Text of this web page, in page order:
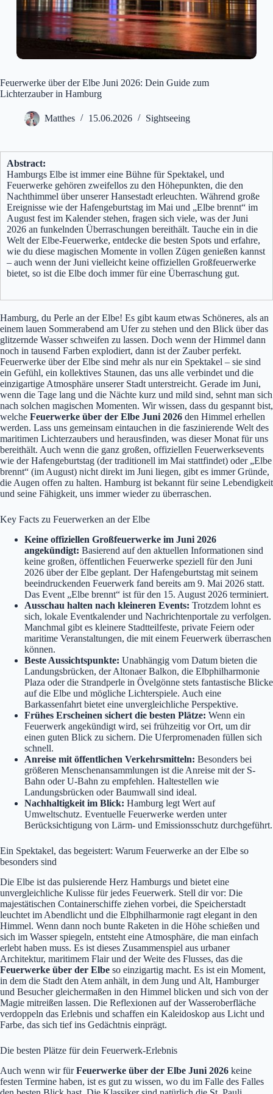
Feuerwerke über der Elbe Juni 2026: Dein Guide zum
Lichterzauber in Hamburg
Matthes 15.06.2026 Sightseeing
Abstract:
Hamburgs Elbe ist immer eine Bühne für Spektakel, und
Feuerwerke gehören zweifellos zu den Höhepunkten, die den
Nachthimmel über unserer Hansestadt erleuchten. Während große
Ereignisse wie der Hafengeburtstag im Mai und „Elbe brennt“ im
August fest im Kalender stehen, fragen sich viele, was der Juni
2026 an funkelnden Überraschungen bereithält. Tauche ein in die
Welt der Elbe-Feuerwerke, entdecke die besten Spots und erfahre,
wie du diese magischen Momente in vollen Zügen genießen kannst
– auch wenn der Juni vielleicht keine offiziellen Großfeuerwerke
bietet, so ist die Elbe doch immer für eine Überraschung gut.
Hamburg, du Perle an der Elbe! Es gibt kaum etwas Schöneres, als an
einem lauen Sommerabend am Ufer zu stehen und den Blick über das
glitzernde Wasser schweifen zu lassen. Doch wenn der Himmel dann
noch in tausend Farben explodiert, dann ist der Zauber perfekt.
Feuerwerke über der Elbe sind mehr als nur ein Spektakel – sie sind
ein Gefühl, ein kollektives Staunen, das uns alle verbindet und die
einzigartige Atmosphäre unserer Stadt unterstreicht. Gerade im Juni,
wenn die Tage lang und die Nächte kurz und mild sind, sehnt man sich
nach solchen magischen Momenten. Wir wissen, dass du gespannt bist,
welche Feuerwerke über der Elbe Juni 2026 den Himmel erhellen
werden. Lass uns gemeinsam eintauchen in die faszinierende Welt des
maritimen Lichterzaubers und herausfinden, was dieser Monat für uns
bereithält. Auch wenn die ganz großen, offiziellen Feuerwerksevents
wie der Hafengeburtstag (der traditionell im Mai stattfindet) oder „Elbe
brennt“ (im August) nicht direkt im Juni liegen, gibt es immer Gründe,
die Augen offen zu halten. Hamburg ist bekannt für seine Lebendigkeit
und seine Fähigkeit, uns immer wieder zu überraschen.
Key Facts zu Feuerwerken an der Elbe
Keine offiziellen Großfeuerwerke im Juni 2026
angekündigt: Basierend auf den aktuellen Informationen sind
keine großen, öffentlichen Feuerwerke speziell für den Juni
2026 über der Elbe geplant. Der Hafengeburtstag mit seinem
beeindruckenden Feuerwerk fand bereits am 9. Mai 2026 statt.
Das Event „Elbe brennt“ ist für den 15. August 2026 terminiert.
Ausschau halten nach kleineren Events: Trotzdem lohnt es
sich, lokale Eventkalender und Nachrichtenportale zu verfolgen.
Manchmal gibt es kleinere Stadtteilfeste, private Feiern oder
maritime Veranstaltungen, die mit einem Feuerwerk überraschen
können.
Beste Aussichtspunkte: Unabhängig vom Datum bieten die
Landungsbrücken, der Altonaer Balkon, die Elbphilharmonie
Plaza oder die Strandperle in Övelgönne stets fantastische Blicke
auf die Elbe und mögliche Lichterspiele. Auch eine
Barkassenfahrt bietet eine unvergleichliche Perspektive.
Frühes Erscheinen sichert die besten Plätze: Wenn ein
Feuerwerk angekündigt wird, sei frühzeitig vor Ort, um dir
einen guten Blick zu sichern. Die Uferpromenaden füllen sich
schnell.
Anreise mit öffentlichen Verkehrsmitteln: Besonders bei
größeren Menschenansammlungen ist die Anreise mit der S-
Bahn oder U-Bahn zu empfehlen. Haltestellen wie
Landungsbrücken oder Baumwall sind ideal.
Nachhaltigkeit im Blick: Hamburg legt Wert auf
Umweltschutz. Eventuelle Feuerwerke werden unter
Berücksichtigung von Lärm- und Emissionsschutz durchgeführt.
Ein Spektakel, das begeistert: Warum Feuerwerke an der Elbe so
besonders sind
Die Elbe ist das pulsierende Herz Hamburgs und bietet eine
unvergleichliche Kulisse für jedes Feuerwerk. Stell dir vor: Die
majestätischen Containerschiffe ziehen vorbei, die Speicherstadt
leuchtet im Abendlicht und die Elbphilharmonie ragt elegant in den
Himmel. Wenn dann noch bunte Raketen in die Höhe schießen und
sich im Wasser spiegeln, entsteht eine Atmosphäre, die man einfach
erlebt haben muss. Es ist dieses Zusammenspiel aus urbaner
Architektur, maritimem Flair und der Weite des Flusses, das die
Feuerwerke über der Elbe so einzigartig macht. Es ist ein Moment,
in dem die Stadt den Atem anhält, in dem Jung und Alt, Hamburger
und Besucher gleichermaßen in den Himmel blicken und sich von der
Magie mitreißen lassen. Die Reflexionen auf der Wasseroberfläche
verdoppeln das Erlebnis und schaffen ein Kaleidoskop aus Licht und
Farbe, das sich tief ins Gedächtnis einprägt.
Die besten Plätze für dein Feuerwerk-Erlebnis
Auch wenn wir fürFeuerwerke über der Elbe Juni 2026 keine
festen Termine haben, ist es gut zu wissen, wo du im Falle des Falles